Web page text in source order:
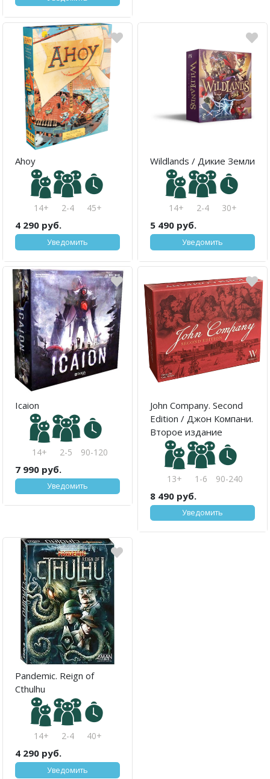
Ahoy
14+ 2-4 45+
4 290 руб.
Уведомить
Wildlands / Дикие Земли
14+ 2-4 30+
5 490 руб.
Уведомить
Icaion
14+ 2-5 90-120
7 990 руб.
Уведомить
John Company. Second
Edition / Джон Компани.
Второе издание
13+ 1-6 90-240
8 490 руб.
Уведомить
Pandemic. Reign of
Cthulhu
14+ 2-4 40+
4 290 руб.
Уведомить